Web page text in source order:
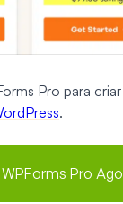
Pro para
.
Pro